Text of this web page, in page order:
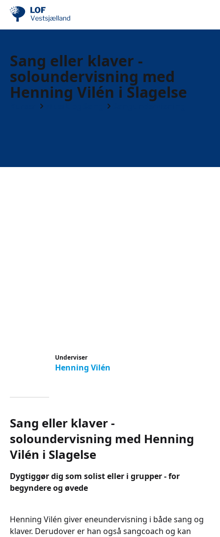
Sang eller klaver -
soloundervisning med
Henning Vilén i Slagelse
Underviser
Henning Vilén
Sang eller klaver -
soloundervisning med Henning
Vilén i Slagelse
Dygtiggør dig som solist eller i grupper - for
begyndere og øvede
Henning Vilén giver eneundervisning i både sang og
klaver. Derudover er han også sangcoach og kan